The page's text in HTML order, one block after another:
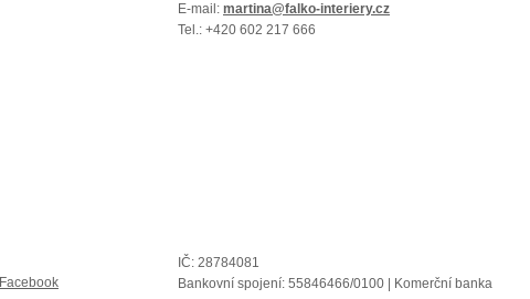
E-mail: martina@falko-interiery.cz
Tel.: +420 602 217 666
Facebook
IČ: 28784081
Bankovní spojení: 55846466/0100 | Komerční banka